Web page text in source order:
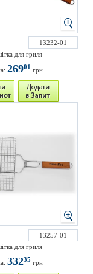
13232-01
для гриля
26901 грн
13257-01
для гриля
33235 грн